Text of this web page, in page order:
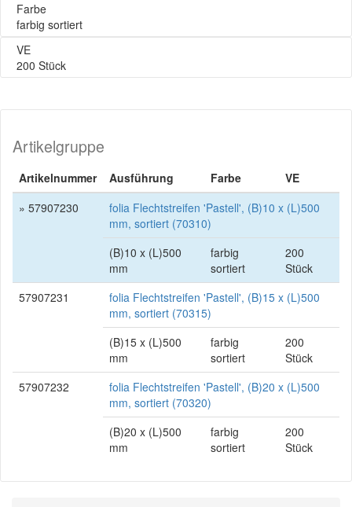
Farbe
farbig sortiert
VE
200 Stück
Artikelgruppe
Artikelnummer Ausführung Farbe
VE
» 57907230
folia Flechtstreifen 'Pastell', (B)10 x (L)500
mm, sortiert (70310)
(B)10 x (L)500
mm
farbig
sortiert
200
Stück
57907231
folia Flechtstreifen 'Pastell', (B)15 x (L)500
mm, sortiert (70315)
(B)15 x (L)500
mm
farbig
sortiert
200
Stück
57907232
folia Flechtstreifen 'Pastell', (B)20 x (L)500
mm, sortiert (70320)
(B)20 x (L)500
mm
farbig
sortiert
200
Stück